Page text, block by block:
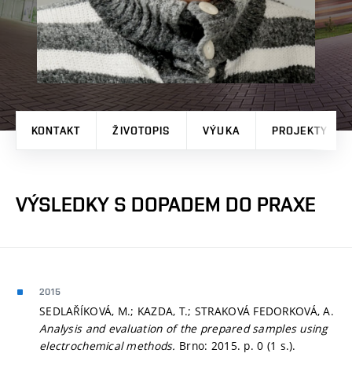
KONTAKT ŽIVOTOPIS VÝUKA PROJEKTY
VÝSLEDKY S DOPADEM DO PRAXE
2015
SEDLAŘÍKOVÁ, M.; KAZDA, T.; STRAKOVÁ FEDORKOVÁ, A.
Analysis and evaluation of the prepared samples using
electrochemical methods. Brno: 2015. p. 0 (1 s.).